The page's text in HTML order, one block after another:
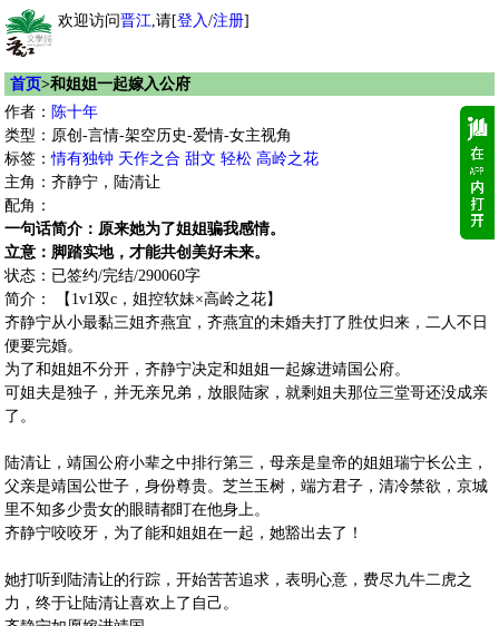
欢迎访问晋江,请[登入/注册]
首页>和姐姐一起嫁入公府
作者： 陈十年
类型：原创-言情-架空历史-爱情-女主视角
标签：情有独钟 天作之合 甜文 轻松 高岭之花
主角：齐静宁，陆清让
配角：
一句话简介：原来她为了姐姐骗我感情。
立意：脚踏实地，才能共创美好未来。
状态：已签约/完结/290060字
简介： 【1v1双c，姐控软妹×高岭之花】
齐静宁从小最黏三姐齐燕宜，齐燕宜的未婚夫打了胜仗归来，二人不日
便要完婚。
为了和姐姐不分开，齐静宁决定和姐姐一起嫁进靖国公府。
可姐夫是独子，并无亲兄弟，放眼陆家，就剩姐夫那位三堂哥还没成亲
了。
陆清让，靖国公府小辈之中排行第三，母亲是皇帝的姐姐瑞宁长公主，
父亲是靖国公世子，身份尊贵。芝兰玉树，端方君子，清冷禁欲，京城
里不知多少贵女的眼睛都盯在他身上。
齐静宁咬咬牙，为了能和姐姐在一起，她豁出去了！
她打听到陆清让的行踪，开始苦苦追求，表明心意，费尽九牛二虎之
力，终于让陆清让喜欢上了自己。